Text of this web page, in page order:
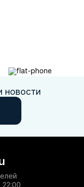
новости